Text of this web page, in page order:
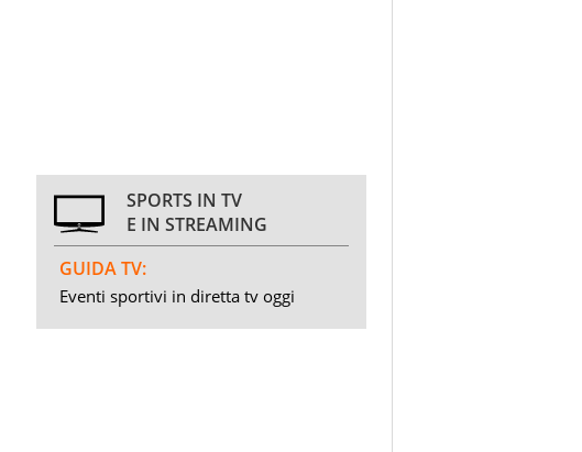
SPORTS IN TV
E IN STREAMING
GUIDA TV:
Eventi sportivi in diretta tv oggi